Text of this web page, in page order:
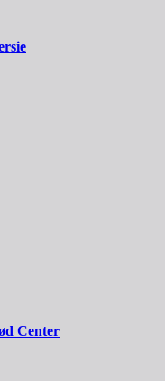
Center